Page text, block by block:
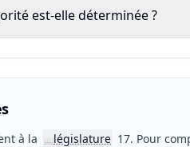
est-elle déterminée ?
à la 📖législature 17. Pour